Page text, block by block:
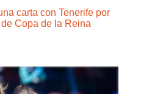
carta con Tenerife por
Copa de la Reina